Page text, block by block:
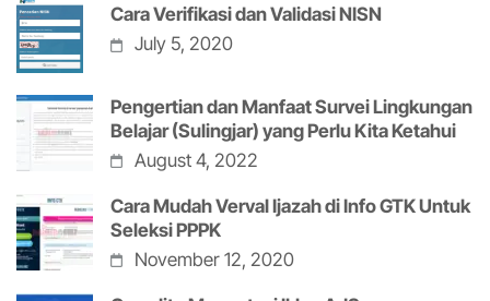
Cara Verifikasi dan Validasi NISN
July 5, 2020
Pengertian dan Manfaat Survei Lingkungan
Belajar (Sulingjar) yang Perlu Kita Ketahui
August 4, 2022
Cara Mudah Verval Ijazah di Info GTK Untuk
Seleksi PPPK
November 12, 2020